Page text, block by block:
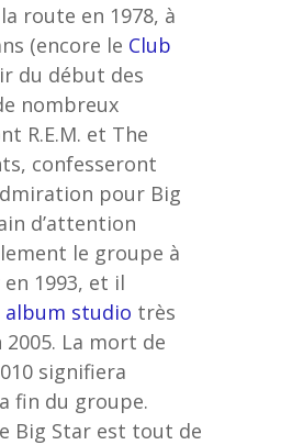
route en 1978, à
(encore le Club
du début des
nombreux
R.E.M. et The
confesseront
pour Big
d’attention
le groupe à
1993, et il
album studio très
La mort de
signifiera
fin du groupe.
Big Star est tout de